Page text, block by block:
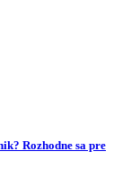
Rozhodne sa pre